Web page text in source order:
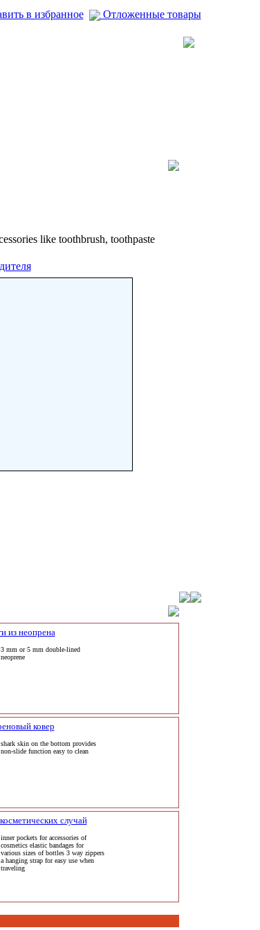
в избранное Отложенные товары
like toothbrush, toothpaste
из неопрена
3 mm or 5 mm double-lined
neoprene
ковер
shark skin on the bottom provides
non-slide function easy to clean
случай
inner pockets for accessories of
cosmetics elastic bandages for
various sizes of bottles 3 way zippers
a hanging strap for easy use when
traveling